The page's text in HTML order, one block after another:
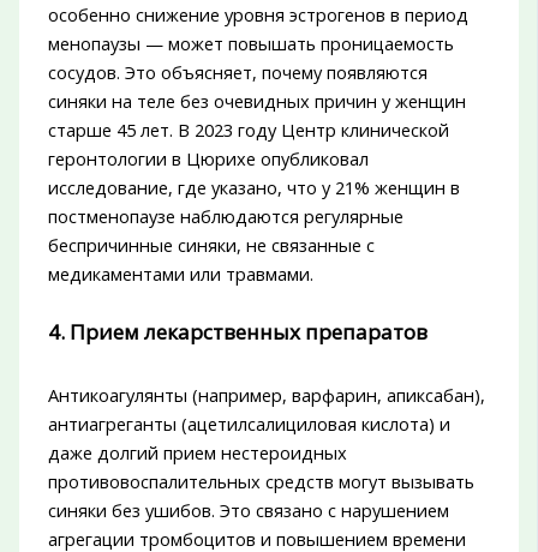
особенно снижение уровня эстрогенов в период
менопаузы — может повышать проницаемость
сосудов. Это объясняет, почему появляются
синяки на теле без очевидных причин у женщин
старше 45 лет. В 2023 году Центр клинической
геронтологии в Цюрихе опубликовал
исследование, где указано, что у 21% женщин в
постменопаузе наблюдаются регулярные
беспричинные синяки, не связанные с
медикаментами или травмами.
4. Прием лекарственных препаратов
Антикоагулянты (например, варфарин, апиксабан),
антиагреганты (ацетилсалициловая кислота) и
даже долгий прием нестероидных
противовоспалительных средств могут вызывать
синяки без ушибов. Это связано с нарушением
агрегации тромбоцитов и повышением времени